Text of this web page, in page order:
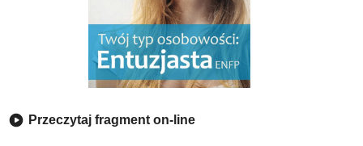
Przeczytaj fragment on-line